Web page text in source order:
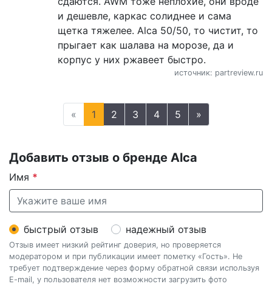
и дешевле, каркас солиднее и сама
щетка тяжелее. Alca 50/50, то чистит, то
прыгает как шалава на морозе, да и
корпус у них ржавеет быстро.
источник: partreview.ru
« 1 2 3 4 5 »
Добавить отзыв о бренде Alca
Имя *
быстрый отзыв надежный отзыв
Отзыв имеет низкий рейтинг доверия, но проверяется
модератором и при публикации имеет пометку «Гость». Не
требует подтверждение через форму обратной связи используя
E-mail, у пользователя нет возможности загрузить фото